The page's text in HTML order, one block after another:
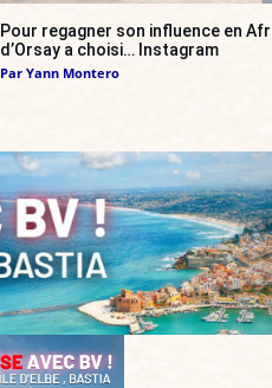
Pour regagner son influence en
d’Orsay a choisi… Instagram
Par Yann Montero